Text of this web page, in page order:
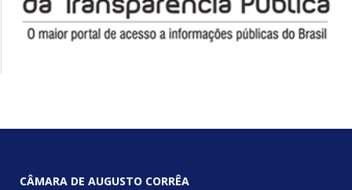
CÂMARA DE AUGUSTO CORRÊA